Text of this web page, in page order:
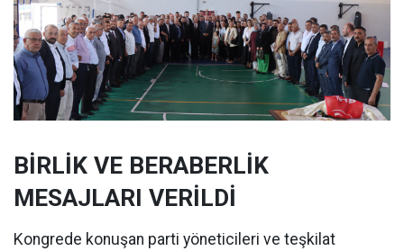
BİRLİK VE BERABERLİK
MESAJLARI VERİLDİ
Kongrede konuşan parti yöneticileri ve teşkilat